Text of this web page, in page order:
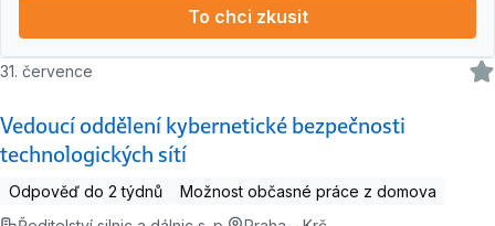
To chci zkusit
Vedoucí oddělení kybernetické bezpečnosti
technologických sítí
31. července
Odpověď do 2 týdnů
Možnost občasné práce z domova